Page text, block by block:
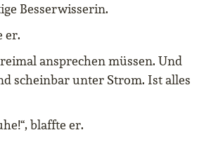
Besserwisserin.
er.
ansprechen müssen. Und
scheinbar unter Strom. Ist alles
blaffte er.